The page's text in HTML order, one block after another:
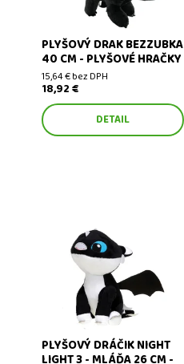
PLYŠOVÝ DRAK BEZZUBKA
40 CM - PLYŠOVÉ HRAČKY
15,64 € bez DPH
18,92 €
DETAIL
Plyšový dráčik Night Light 3 -
mláďa 26 cm - plyšové hračky
PLYŠOVÝ DRÁČIK NIGHT